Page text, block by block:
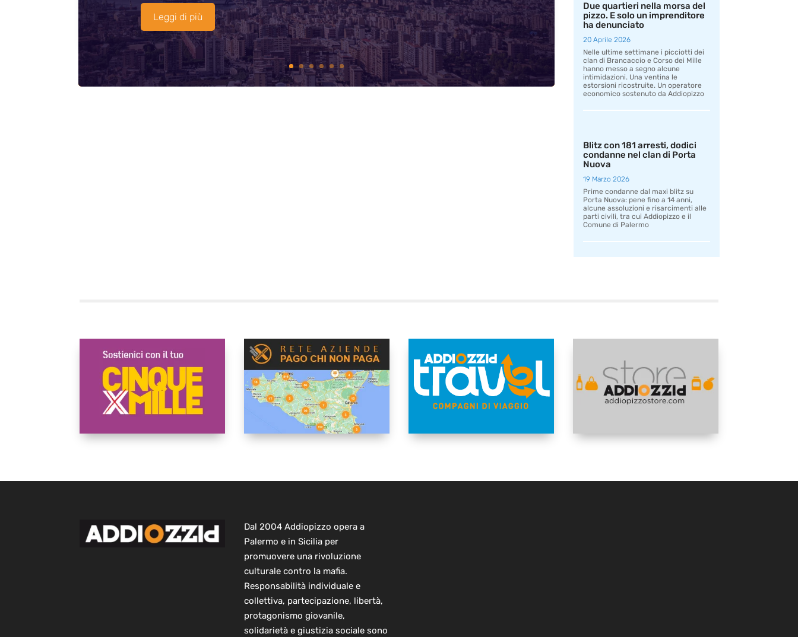
Leggi di più
Due quartieri nella morsa del
pizzo. E solo un imprenditore
ha denunciato
20 Aprile 2026
Nelle ultime settimane i picciotti dei
clan di Brancaccio e Corso dei Mille
hanno messo a segno alcune
intimidazioni. Una ventina le
estorsioni ricostruite. Un operatore
economico sostenuto da Addiopizzo
Blitz con 181 arresti, dodici
condanne nel clan di Porta
Nuova
19 Marzo 2026
Prime condanne dal maxi blitz su
Porta Nuova: pene fino a 14 anni,
alcune assoluzioni e risarcimenti alle
parti civili, tra cui Addiopizzo e il
Comune di Palermo
Dal 2004 Addiopizzo opera a
Palermo e in Sicilia per
promuovere una rivoluzione
culturale contro la mafia.
Responsabilità individuale e
collettiva, partecipazione, libertà,
protagonismo giovanile,
solidarietà e giustizia sociale sono